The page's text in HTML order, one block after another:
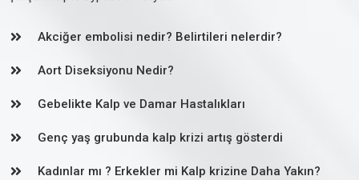
Akciğer embolisi nedir? Belirtileri nelerdir?
Aort Diseksiyonu Nedir?
Gebelikte Kalp ve Damar Hastalıkları
Genç yaş grubunda kalp krizi artış gösterdi
Kadınlar mı ? Erkekler mi Kalp krizine Daha Yakın?